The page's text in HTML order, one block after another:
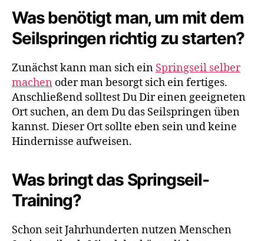
Was benötigt man, um mit dem
Seilspringen richtig zu starten?
Zunächst kann man sich ein Springseil selber
machen oder man besorgt sich ein fertiges.
Anschließend solltest Du Dir einen geeigneten
Ort suchen, an dem Du das Seilspringen üben
kannst. Dieser Ort sollte eben sein und keine
Hindernisse aufweisen.
Was bringt das Springseil-
Training?
Schon seit Jahrhunderten nutzen Menschen